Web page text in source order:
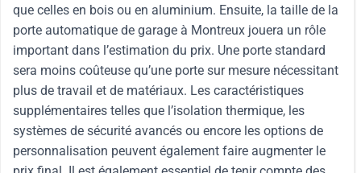
que celles en bois ou en aluminium. Ensuite, la taille de la
porte automatique de garage à Montreux jouera un rôle
important dans l’estimation du prix. Une porte standard
sera moins coûteuse qu’une porte sur mesure nécessitant
plus de travail et de matériaux. Les caractéristiques
supplémentaires telles que l’isolation thermique, les
systèmes de sécurité avancés ou encore les options de
personnalisation peuvent également faire augmenter le